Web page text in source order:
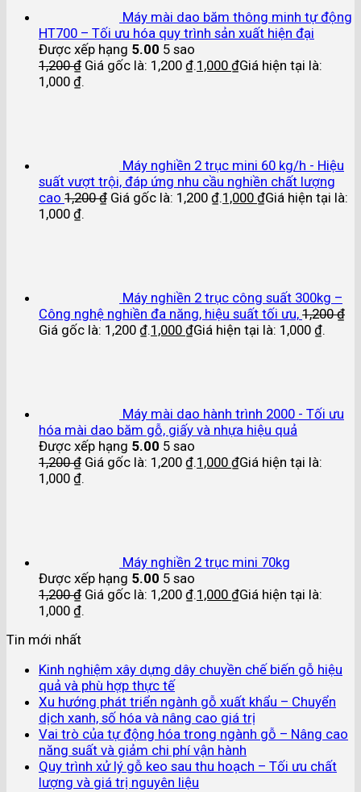
Máy mài dao băm thông minh tự động
HT700 – Tối ưu hóa quy trình sản xuất hiện đại
Được xếp hạng 5.00 5 sao
1,200₫ Giá gốc là: 1,200 ₫.1,000 ₫Giá hiện tại là:
1,000 ₫.
Máy nghiền 2 trục mini 60 kg/h - Hiệu
suất vượt trội, đáp ứng nhu cầu nghiền chất lượng
cao 1,200₫ Giá gốc là: 1,200 ₫.1,000 ₫Giá hiện tại là:
1,000 ₫.
Máy nghiền 2 trục công suất 300kg –
Công nghệ nghiền đa năng, hiệu suất tối ưu, 1,200₫
Giá gốc là: 1,200 ₫.1,000 ₫Giá hiện tại là: 1,000 ₫.
Máy mài dao hành trình 2000 - Tối ưu
hóa mài dao băm gỗ, giấy và nhựa hiệu quả
Được xếp hạng 5.00 5 sao
1,200₫ Giá gốc là: 1,200 ₫.1,000 ₫Giá hiện tại là:
1,000 ₫.
Máy nghiền 2 trục mini 70kg
Được xếp hạng 5.00 5 sao
1,200₫ Giá gốc là: 1,200 ₫.1,000 ₫Giá hiện tại là:
1,000 ₫.
Tin mới nhất
Kinh nghiệm xây dựng dây chuyền chế biến gỗ hiệu
quả và phù hợp thực tế
Xu hướng phát triển ngành gỗ xuất khẩu – Chuyển
dịch xanh, số hóa và nâng cao giá trị
Vai trò của tự động hóa trong ngành gỗ – Nâng cao
năng suất và giảm chi phí vận hành
Quy trình xử lý gỗ keo sau thu hoạch – Tối ưu chất
lượng và giá trị nguyên liệu